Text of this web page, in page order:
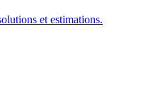
et estimations.